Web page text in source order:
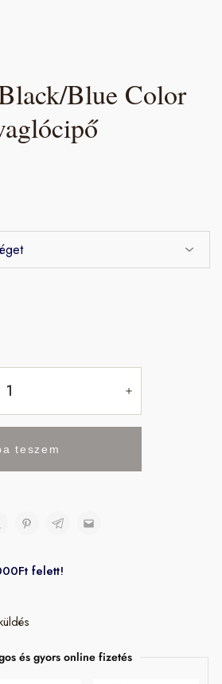
Blue Color
teszem
felett!
és gyors online fizetés